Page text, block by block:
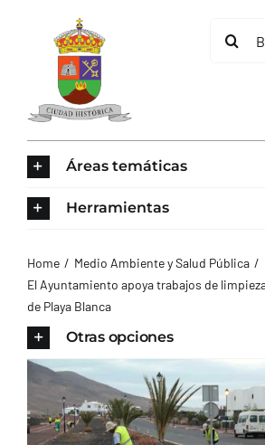
contenido
Buscar:
AYUNTAMIENTO
TURISMO
CONTACTO
Áreas temáticas
Herramientas
Home
Medio Ambiente y Salud Pública
El Ayuntamiento apoya trabajos de
de Playa Blanca
Otras opciones